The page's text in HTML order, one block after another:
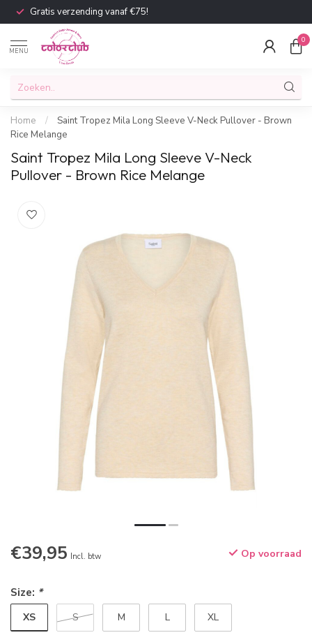
Gratis verzending vanaf €75!
MENU
0
Home /
Saint Tropez Mila Long Sleeve V-Neck Pullover - Brown
Rice Melange
Saint Tropez Mila Long Sleeve V-Neck
Pullover - Brown Rice Melange
€39,95 Incl. btw Op voorraad
Size: *
XS S M L XL